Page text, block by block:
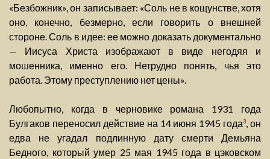
«Безбожник», он записывает: «Соль не в кощунстве, хотя
оно, конечно, безмерно, если говорить о внешней
стороне. Соль в идее: ее можно доказать документально
— Иисуса Христа изображают в виде негодяя и
мошенника, именно его. Нетрудно понять, чья это
работа. Этому преступлению нет цены».
Любопытно, когда в черновике романа 1931 года
Булгаков переносил действие на 14 июня 1945 года3, он
едва не угадал подлинную дату смерти Демьяна
Бедного, который умер 25 мая 1945 года в цэковском